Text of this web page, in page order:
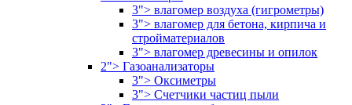
3"> влагомер воздуха (гигрометры)
3"> влагомер для бетона, кирпича и
стройматериалов
3"> влагомер древесины и опилок
2"> Газоанализаторы
3"> Оксиметры
3"> Счетчики частиц пыли